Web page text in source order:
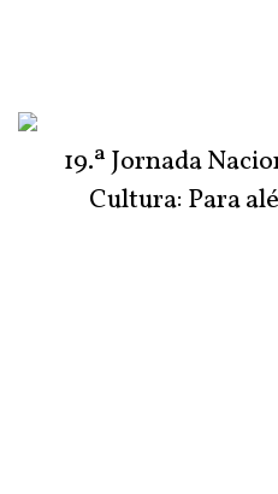
19.ª Jornada
Cultura: Para